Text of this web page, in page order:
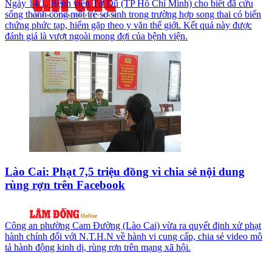
Ngày 14/1, Bệnh viện Từ Dũ (TP Hồ Chí Minh) cho biết đã cứu
sống thành công một trẻ sơ sinh trong trường hợp song thai có biến
chứng phức tạp, hiếm gặp theo y văn thế giới. Kết quả này được
đánh giá là vượt ngoài mong đợi của bệnh viện.
Lào Cai: Phạt 7,5 triệu đồng vì chia sẻ nội dung
rùng rợn trên Facebook
Công an phường Cam Đường (Lào Cai) vừa ra quyết định xử phạt
hành chính đối với N.T.H.N về hành vi cung cấp, chia sẻ video mô
tả hành động kinh dị, rùng rợn trên mạng xã hội.